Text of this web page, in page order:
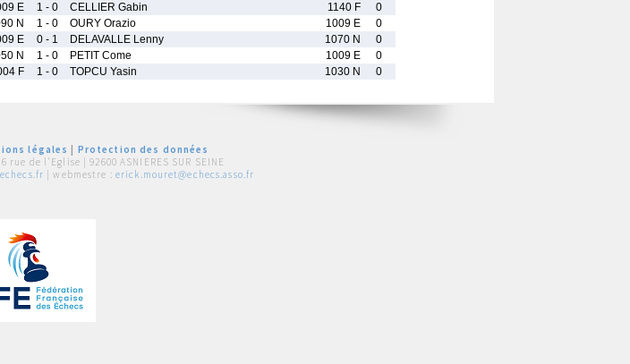
E 1 - 0 CELLIER Gabin 1140 F
0
N 1 - 0 OURY Orazio 1009 E
0
E 0 - 1 DELAVALLE Lenny 1070 N
0
N 1 - 0 PETIT Come 1009 E
0
F 1 - 0 TOPCU Yasin 1030 N 0
légales
Protection des données
6 rue de l'Eglise | 92600 ASNIERES SUR SEINE
| webmestre : erick.mouret@echecs.asso.fr